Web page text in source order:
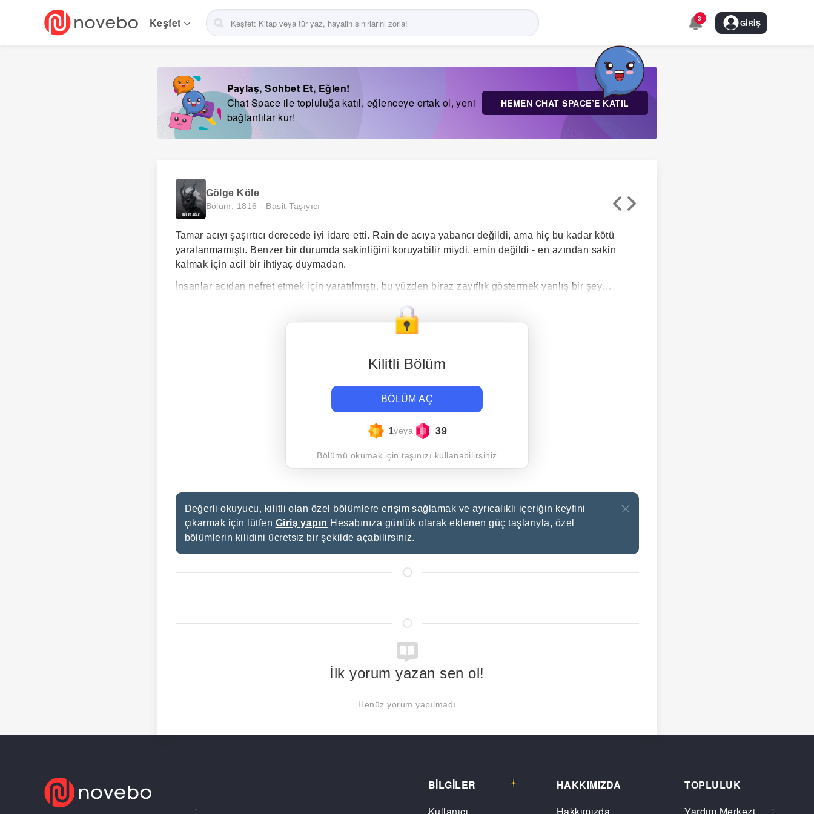
Keşfet 3 GIRIŞ
Paylaş, Sohbet Et, Eğlen!
Chat Space ile topluluğa katıl, eğlenceye ortak ol, yeni
bağlantılar kur!
HEMEN CHAT SPACE’E KATIL
Gölge Köle
Bölüm: 1816 - Basit Taşıyıcı
Tamar acıyı şaşırtıcı derecede iyi idare etti. Rain de acıya yabancı değildi, ama hiç bu kadar kötü
yaralanmamıştı. Benzer bir durumda sakinliğini koruyabilir miydi, emin değildi - en azından sakin
kalmak için acil bir ihtiyaç duymadan.
İnsanlar acıdan nefret etmek için yaratılmıştı, bu yüzden biraz zayıflık göstermek yanlış bir şey…
Kilitli Bölüm
BÖLÜM AÇ
1veya 39
Bölümü okumak için taşınızı kullanabilirsiniz
Değerli okuyucu, kilitli olan özel bölümlere erişim sağlamak ve ayrıcalıklı içeriğin keyfini
çıkarmak için lütfen Giriş yapın Hesabınıza günlük olarak eklenen güç taşlarıyla, özel
bölümlerin kilidini ücretsiz bir şekilde açabilirsiniz.
İlk yorum yazan sen ol!
Henüz yorum yapılmadı
BİLGİLER
Kullanıcı
HAKKIMIZDA
Hakkımızda
TOPLULUK
Yardım Merkezi